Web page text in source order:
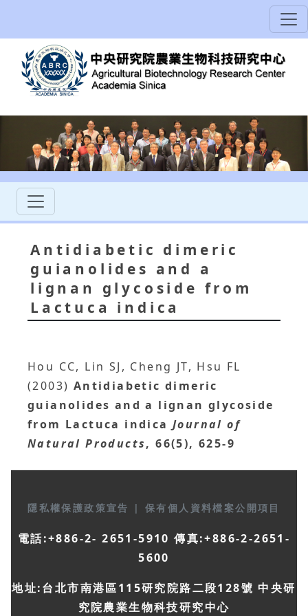
Antidiabetic dimeric
guianolides and a
lignan glycoside from
Lactuca indica
Hou CC, Lin SJ, Cheng JT, Hsu FL
(2003) Antidiabetic dimeric
guianolides and a lignan glycoside
from Lactuca indica Journal of
Natural Products, 66(5), 625-9
隱私權保護政策宣告 | 保有個人資料檔案公開項目
電話:+886-2- 2651-5910 傳真:+886-2-2651-
5600
地址:台北市南港區115研究院路二段128號 中央研
究院農業生物科技研究中心